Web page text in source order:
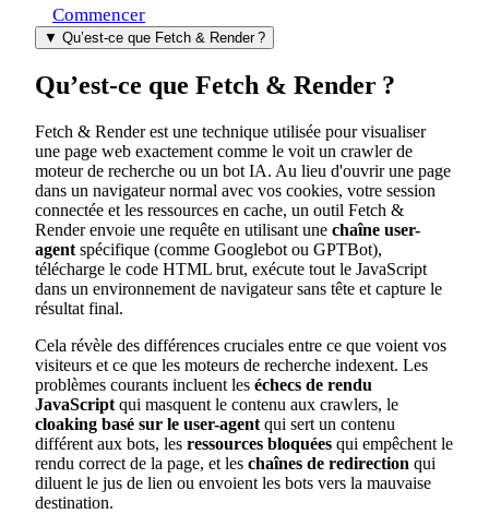
Commencer
▼ Qu’est‑ce que Fetch & Render ?
Qu’est‑ce que Fetch & Render ?
Fetch & Render est une technique utilisée pour visualiser
une page web exactement comme le voit un crawler de
moteur de recherche ou un bot IA. Au lieu d'ouvrir une page
dans un navigateur normal avec vos cookies, votre session
connectée et les ressources en cache, un outil Fetch &
Render envoie une requête en utilisant une chaîne user-
agent spécifique (comme Googlebot ou GPTBot),
télécharge le code HTML brut, exécute tout le JavaScript
dans un environnement de navigateur sans tête et capture le
résultat final.
Cela révèle des différences cruciales entre ce que voient vos
visiteurs et ce que les moteurs de recherche indexent. Les
problèmes courants incluent les échecs de rendu
JavaScript qui masquent le contenu aux crawlers, le
cloaking basé sur le user-agent qui sert un contenu
différent aux bots, les ressources bloquées qui empêchent le
rendu correct de la page, et les chaînes de redirection qui
diluent le jus de lien ou envoient les bots vers la mauvaise
destination.